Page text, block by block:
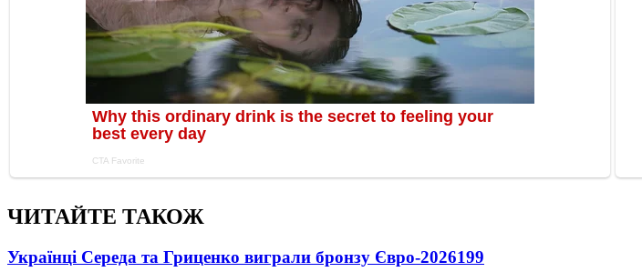
ЧИТАЙТЕ ТАКОЖ
Українці Середа та Гриценко виграли бронзу Євро-2026199